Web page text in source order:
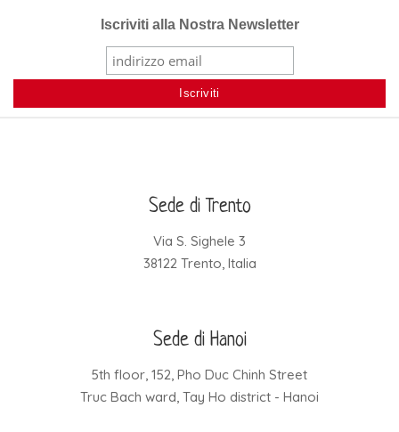
Iscriviti alla Nostra Newsletter
Sede di Trento
Via S. Sighele 3
38122 Trento, Italia
Sede di Hanoi
5th floor, 152, Pho Duc Chinh Street
Truc Bach ward, Tay Ho district - Hanoi